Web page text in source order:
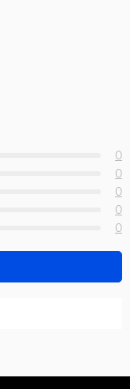
0
0
0
0
0